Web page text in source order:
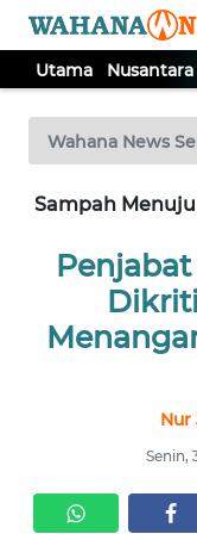
Utama Nusantara
Wahana News
Sampah
Nur
Senin,
TV
Tutup
UTAMA
NUSANTARA
KHAS
HUKRIM